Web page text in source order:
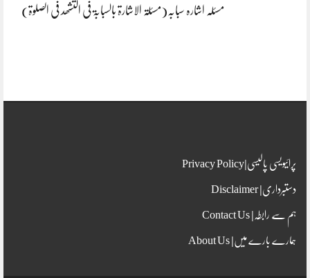
مسئلہ اشارہ سبابہ(مسئلۃ الاشارۃ بالسبابۃ فی التشھد فی الصلوۃ)
پرائیویسی پالیسی|Privacy Policy
دستبرداری| Disclaimer
ہم سے رابطہ| Contact Us
ہمارے بارے میں| About Us